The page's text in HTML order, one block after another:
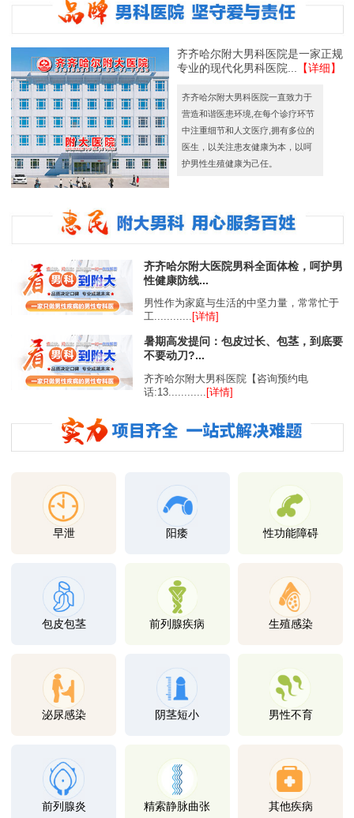
齐齐哈尔附大男科医院是一家正规
专业的现代化男科医院...
【详细】
齐齐哈尔附大男科医院一直致力于
营造和谐医患环境,在每个诊疗环节
中注重细节和人文医疗,拥有多位的
医生，以关注患友健康为本，以呵
护男性生殖健康为己任。
齐齐哈尔附大医院男科全面体检，呵护男
性健康防线...
男性作为家庭与生活的中坚力量，常常忙于
工............ [详情]
暑期高发提问：包皮过长、包茎，到底要
不要动刀?...
齐齐哈尔附大男科医院【咨询预约电
话:13............
[详情]
早泄 阳痿 性功能障碍
包皮包茎 前列腺疾病 生殖感染
泌尿感染 阴茎短小 男性不育
前列腺炎 精索静脉曲张 其他疾病